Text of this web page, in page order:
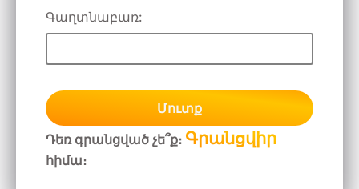
Գաղտնաբառ:
Մուտք
Դեռ գրանցված չե՞ք։ Գրանցվիր
հիմա։